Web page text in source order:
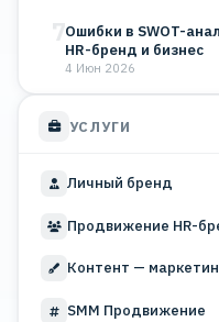
7Ошибки в SWOT-
HR-бренд и бизнес
4 Июн 2026
УСЛУГИ
Личный бренд
Продвижение HR-
Контент —
SMM Продвижение